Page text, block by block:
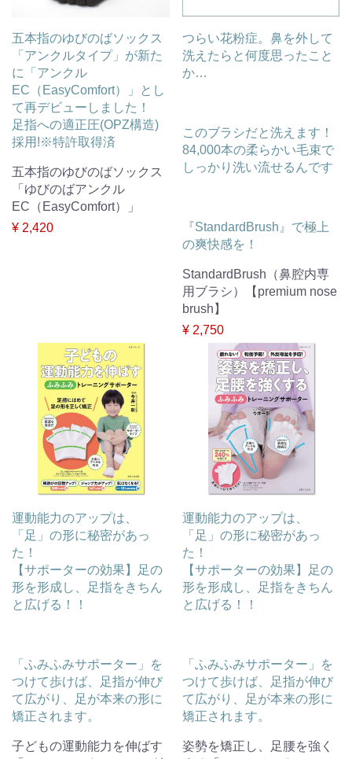
五本指のゆびのばソックス
「アンクルタイプ」が新た
に「アンクル
EC（EasyComfort）」とし
て再デビューしました！
足指への適正圧(OPZ構造)
採用!※特許取得済
五本指のゆびのばソックス
「ゆびのばアンクル
EC（EasyComfort）」
¥ 2,420
つらい花粉症。鼻を外して
洗えたらと何度思ったこと
か…
このブラシだと洗えます！
84,000本の柔らかい毛束で
しっかり洗い流せるんです
『StandardBrush』で極上
の爽快感を！
StandardBrush（鼻腔内専
用ブラシ）【premium nose
brush】
¥ 2,750
運動能力のアップは、
「足」の形に秘密があっ
た！
【サポーターの効果】足の
形を形成し、足指をきちん
と広げる！！
「ふみふみサポーター」を
つけて歩けば、足指が伸び
て広がり、足が本来の形に
矯正されます。
子どもの運動能力を伸ばす
運動能力のアップは、
「足」の形に秘密があっ
た！
【サポーターの効果】足の
形を形成し、足指をきちん
と広げる！！
「ふみふみサポーター」を
つけて歩けば、足指が伸び
て広がり、足が本来の形に
矯正されます。
姿勢を矯正し、足腰を強く